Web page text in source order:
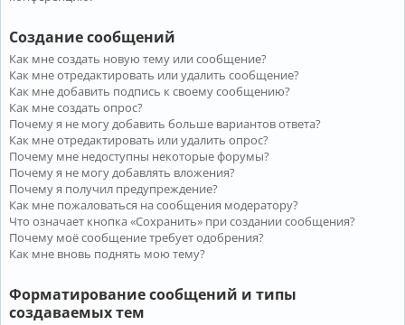
Создание сообщений
Как мне создать новую тему или сообщение?
Как мне отредактировать или удалить сообщение?
Как мне добавить подпись к своему сообщению?
Как мне создать опрос?
Почему я не могу добавить больше вариантов ответа?
Как мне отредактировать или удалить опрос?
Почему мне недоступны некоторые форумы?
Почему я не могу добавлять вложения?
Почему я получил предупреждение?
Как мне пожаловаться на сообщения модератору?
Что означает кнопка «Сохранить» при создании сообщения?
Почему моё сообщение требует одобрения?
Как мне вновь поднять мою тему?
Форматирование сообщений и типы
создаваемых тем